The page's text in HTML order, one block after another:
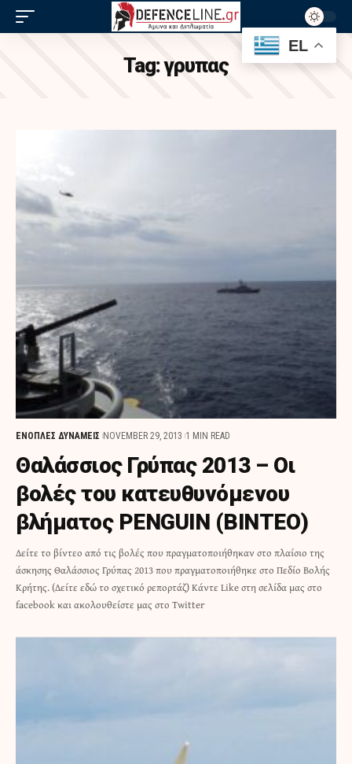
Tag:γρυπας
ΕΝΟΠΛΕΣ ΔΥΝΑΜΕΙΣ NOVEMBER 29, 2013 1 MIN READ
Θαλάσσιος Γρύπας 2013 – Οι
βολές του κατευθυνόμενου
βλήματος PENGUIN (ΒΙΝΤΕΟ)
Δείτε το βίντεο από τις βολές που πραγματοποιήθηκαν στο πλαίσιο της
άσκησης Θαλάσσιος Γρύπας 2013 που πραγματοποιήθηκε στο Πεδίο Βολής
Κρήτης. (Δείτε εδώ το σχετικό ρεπορτάζ) Κάντε Like στη σελίδα μας στο
facebook και ακολουθείστε μας στο Twitter
EL